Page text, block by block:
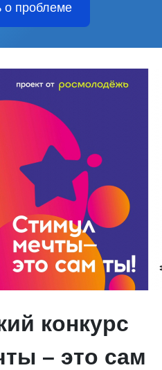
о проблеме
конкурс
– это сам